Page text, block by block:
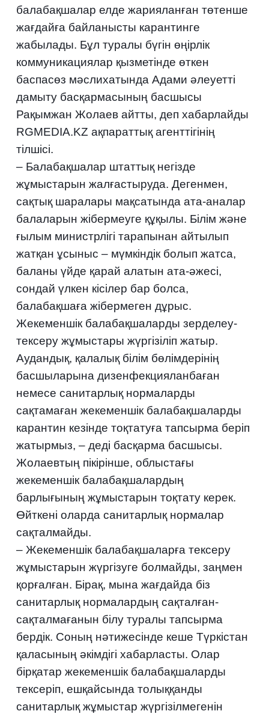
балабақшалар елде жарияланған төтенше
жағдайға байланысты карантинге
жабылады. Бұл туралы бүгін өңірлік
коммуникациялар қызметінде өткен
баспасөз мәслихатында Адами әлеуетті
дамыту басқармасының басшысы
Рақымжан Жолаев айтты, деп хабарлайды
RGMEDIA.KZ ақпараттық агенттігінің
тілшісі.
– Балабақшалар штаттық негізде
жұмыстарын жалғастыруда. Дегенмен,
сақтық шаралары мақсатында ата-аналар
балаларын жібермеуге құқылы. Білім және
ғылым министрлігі тарапынан айтылып
жатқан ұсыныс – мүмкіндік болып жатса,
баланы үйде қарай алатын ата-әжесі,
сондай үлкен кісілер бар болса,
балабақшаға жібермеген дұрыс.
Жекеменшік балабақшаларды зерделеу-
тексеру жұмыстары жүргізіліп жатыр.
Аудандық, қалалық білім бөлімдерінің
басшыларына дизенфекцияланбаған
немесе санитарлық нормаларды
сақтамаған жекеменшік балабақшаларды
карантин кезінде тоқтатуға тапсырма беріп
жатырмыз, – деді басқарма басшысы.
Жолаевтың пікірінше, облыстағы
жекеменшік балабақшалардың
барлығының жұмыстарын тоқтату керек.
Өйткені оларда санитарлық нормалар
сақталмайды.
– Жекеменшік балабақшаларға тексеру
жұмыстарын жүргізуге болмайды, заңмен
қорғалған. Бірақ, мына жағдайда біз
санитарлық нормалардың сақталған-
сақталмағанын білу туралы тапсырма
бердік. Соның нәтижесінде кеше Түркістан
қаласының әкімдігі хабарласты. Олар
бірқатар жекеменшік балабақшаларды
тексеріп, ешқайсында толыққанды
санитарлық жұмыстар жүргізілмегенін